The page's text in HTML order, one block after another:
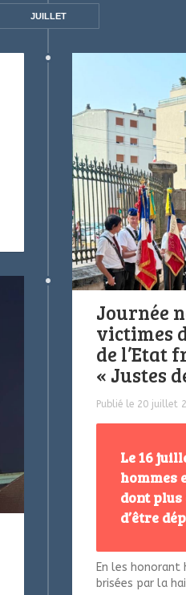
JUILLET
Journée
victimes
de l’Etat
« Justes
Publié le 20 juillet
Le 16
hommes
dont plus
d’être
En les honorant
brisées par la